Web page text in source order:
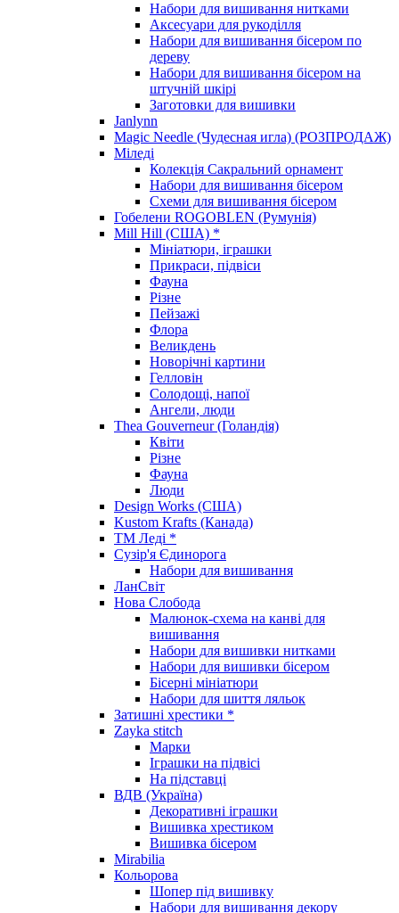
Набори для вишивання нитками
Аксесуари для рукоділля
Набори для вишивання бісером по
дереву
Набори для вишивання бісером на
штучній шкірі
Заготовки для вишивки
Janlynn
Magic Needle (Чудесная игла) (РОЗПРОДАЖ)
Міледі
Колекція Сакральний орнамент
Набори для вишивання бісером
Схеми для вишивання бісером
Гобелени ROGOBLEN (Румунія)
Mill Hill (США) *
Мініатюри, іграшки
Прикраси, підвіси
Фауна
Різне
Пейзажі
Флора
Великдень
Новорічні картини
Гелловін
Солодощі, напої
Ангели, люди
Thea Gouverneur (Голандія)
Квіти
Різне
Фауна
Люди
Design Works (США)
Kustom Krafts (Канада)
ТМ Леді *
Сузір'я Єдинорога
Набори для вишивання
ЛанСвіт
Нова Слобода
Малюнок-схема на канві для
вишивання
Набори для вишивки нитками
Набори для вишивки бісером
Бісерні мініатюри
Набори для шиття ляльок
Затишні хрестики *
Zayka stitch
Марки
Іграшки на підвісі
На підставці
ВДВ (Україна)
Декоративні іграшки
Вишивка хрестиком
Вишивка бісером
Mirabilia
Кольорова
Шопер під вишивку
Набори для вишивання декору